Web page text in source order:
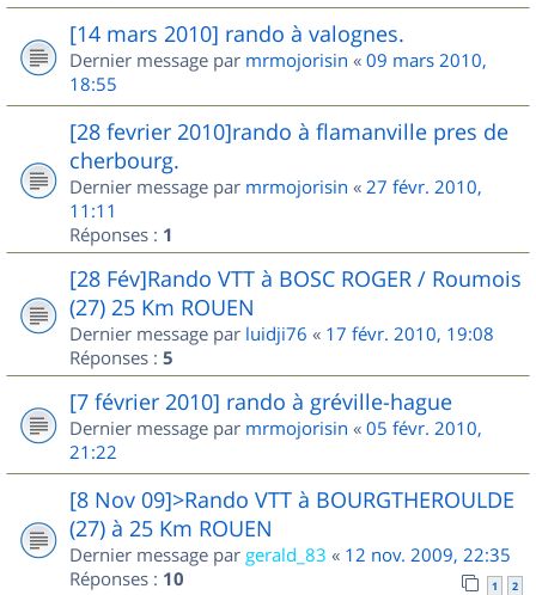
[14 mars 2010] rando à valognes.
Dernier message par mrmojorisin « 09 mars 2010,
18:55
[28 fevrier 2010]rando à flamanville pres de
cherbourg.
Dernier message par mrmojorisin « 27 févr. 2010,
11:11
Réponses : 1
[28 Fév]Rando VTT à BOSC ROGER / Roumois
(27) 25 Km ROUEN
Dernier message par luidji76 « 17 févr. 2010, 19:08
Réponses : 5
[7 février 2010] rando à gréville-hague
Dernier message par mrmojorisin « 05 févr. 2010,
21:22
[8 Nov 09]>Rando VTT à BOURGTHEROULDE
(27) à 25 Km ROUEN
Dernier message par gerald_83 « 12 nov. 2009, 22:35
Réponses : 10 1 2